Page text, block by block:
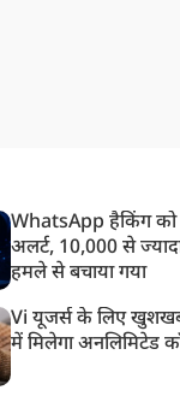
WhatsApp हैकिंग को
अलर्ट, 10,000 से
हमले से बचाया गया
Vi यूजर्स के लिए
में मिलेगा अनलिमिटेड